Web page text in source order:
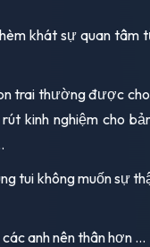
khát sự quan tâm
trai thường được
kinh nghiệm cho
tui không muốn sự
anh nên thân hơn ...